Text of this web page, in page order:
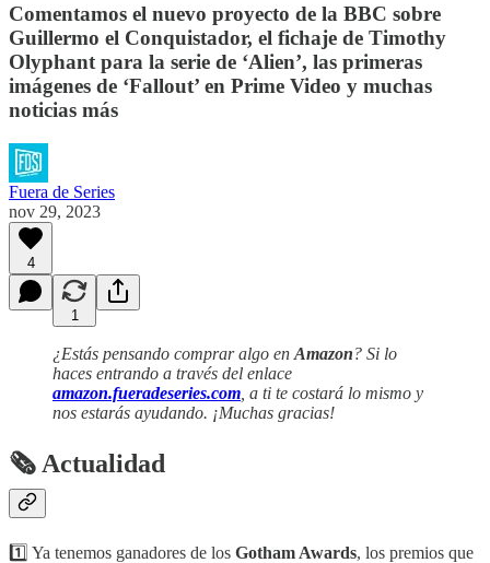
Comentamos el nuevo proyecto de la BBC sobre
Guillermo el Conquistador, el fichaje de Timothy
Olyphant para la serie de ‘Alien’, las primeras
imágenes de ‘Fallout’ en Prime Video y muchas
noticias más
Fuera de Series
nov 29, 2023
4
1
¿Estás pensando comprar algo en Amazon? Si lo
haces entrando a través del enlace
amazon.fueradeseries.com , a ti te costará lo mismo y
nos estarás ayudando. ¡Muchas gracias!
🗞 Actualidad
1️⃣ Ya tenemos ganadores de los Gotham Awards, los premios que